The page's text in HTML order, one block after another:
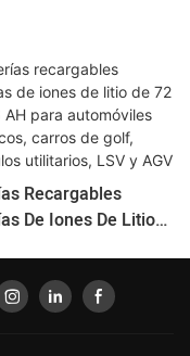
Recargables
De Iones De Litio
De Golf, Vehículos